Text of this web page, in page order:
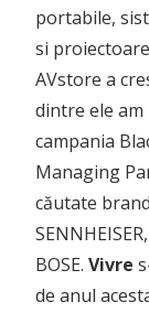
portabile,
si
AVstore a
dintre ele
campania
Managing
căutate
BOSE. Vivre
de anul